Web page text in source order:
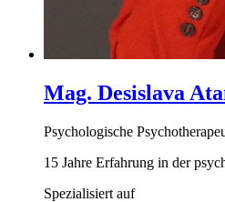
Mag. Desislava
Psychologische
15 Jahre Erfahrung in der
Spezialisiert auf